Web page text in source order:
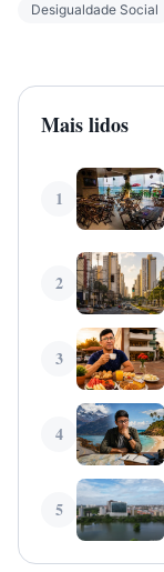
Desigualdade Social
Mais lidos
1
2
3
4
5